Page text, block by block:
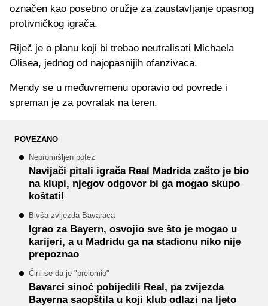
označen kao posebno oružje za zaustavljanje opasnog
protivničkog igrača.
Riječ je o planu koji bi trebao neutralisati Michaela
Olisea, jednog od najopasnijih ofanzivaca.
Mendy se u međuvremenu oporavio od povrede i
spreman je za povratak na teren.
POVEZANO
Nepromišljen potez
Navijači pitali igrača Real Madrida zašto je bio
na klupi, njegov odgovor bi ga mogao skupo
koštati!
Bivša zvijezda Bavaraca
Igrao za Bayern, osvojio sve što je mogao u
karijeri, a u Madridu ga na stadionu niko nije
prepoznao
Čini se da je "prelomio"
Bavarci sinoć pobijedili Real, pa zvijezda
Bayerna saopštila u koji klub odlazi na ljeto